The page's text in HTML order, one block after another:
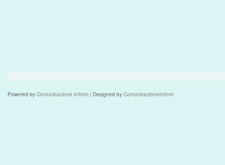
Powered by Comunicazione Inform | Designed by ComunicazioneInform